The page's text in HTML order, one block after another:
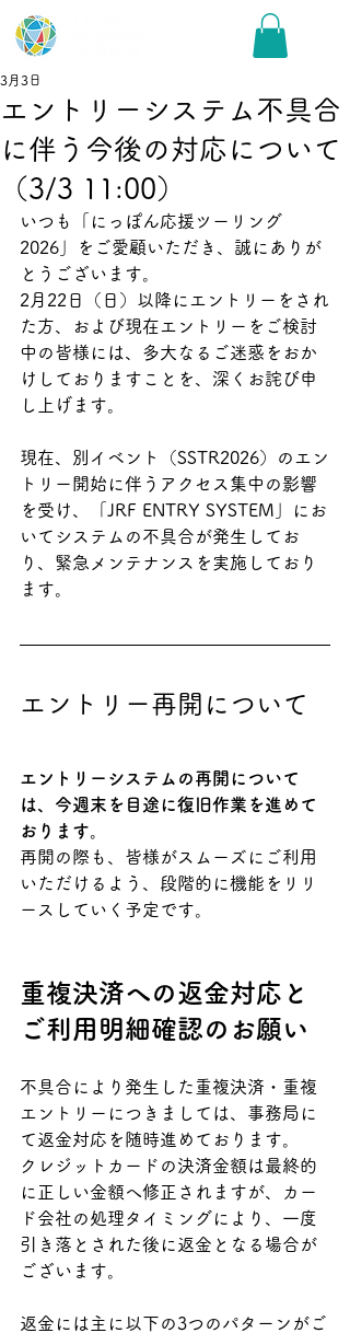
エントリーシステム不具合
に伴う今後の対応について
（3/3 11:00）
3月3日
いつも「にっぽん応援ツーリング
2026」をご愛顧いただき、誠にありが
とうございます。
2月22日（日）以降にエントリーをされ
た方、および現在エントリーをご検討
中の皆様には、多大なるご迷惑をおか
けしておりますことを、深くお詫び申
し上げます。
現在、別イベント（SSTR2026）のエン
トリー開始に伴うアクセス集中の影響
を受け、「JRF ENTRY SYSTEM」にお
いてシステムの不具合が発生してお
り、緊急メンテナンスを実施しており
ます。
エントリー再開について
エントリーシステムの再開について
は、今週末を目途に復旧作業を進めて
おります。
再開の際も、皆様がスムーズにご利用
いただけるよう、段階的に機能をリリ
ースしていく予定です。
重複決済への返金対応と
ご利用明細確認のお願い
不具合により発生した重複決済・重複
エントリーにつきましては、事務局に
て返金対応を随時進めております。
クレジットカードの決済金額は最終的
に正しい金額へ修正されますが、カー
ド会社の処理タイミングにより、一度
引き落とされた後に返金となる場合が
ございます。
返金には主に以下の3つのパターンがご